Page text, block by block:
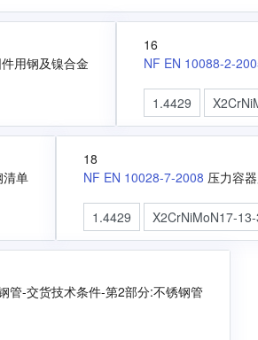
用钢及镍合金
16
NF EN 10088-2-
1.4429
清单
18
NF EN 10028-7-2008 压力容
1.4429 X2CrNiMoN17-
管-交货技术条件-第2部分:不锈钢管